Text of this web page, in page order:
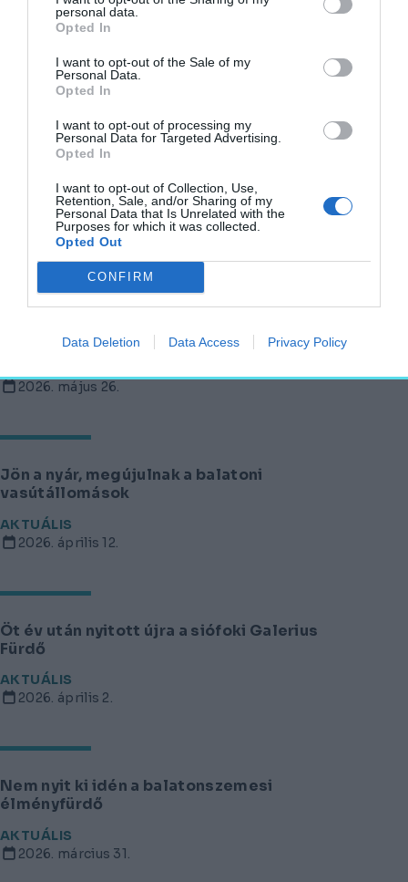
personal data.
Opted In
I want to opt-out of the Sale of my
Personal Data.
Opted In
I want to opt-out of processing my
Personal Data for Targeted Advertising.
Opted In
I want to opt-out of Collection, Use,
Retention, Sale, and/or Sharing of my
Personal Data that Is Unrelated with the
Purposes for which it was collected.
Opted Out
CONFIRM
Data Deletion Data Access Privacy Policy
Ez a két épület tarolt az Év háza 2026
AKTUÁLIS
2026. június 17.
Megnyílt a felújított fonyódi kikötő
AKTUÁLIS
2026. június 3.
Belső-tó jövőjét vizsgálják
2026. május 26.
Jön a nyár, megújulnak a balatoni
vasútállomások
AKTUÁLIS
2026. április 12.
Öt év után nyitott újra a siófoki Galerius
Fürdő
AKTUÁLIS
2026. április 2.
Nem nyit ki idén a balatonszemesi
élményfürdő
AKTUÁLIS
2026. március 31.